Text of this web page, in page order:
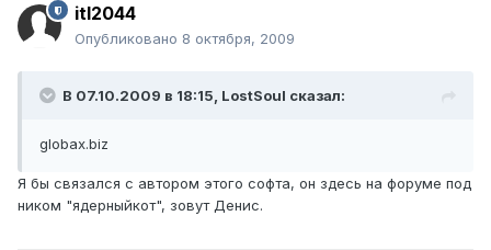
itl2044
Опубликовано 8 октября, 2009
В 07.10.2009 в 18:15, LostSoul сказал:
globax.biz
Я бы связался с автором этого софта, он здесь на форуме под
ником "ядерныйкот", зовут Денис.